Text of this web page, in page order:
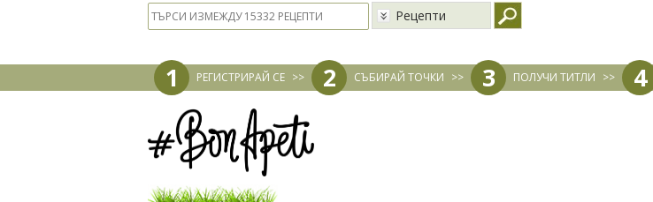
Рецепти
1 РЕГИСТРИРАЙ СЕ >> 2 СЪБИРАЙ ТОЧКИ >> 3 ПОЛУЧИ ТИТЛИ >> 4